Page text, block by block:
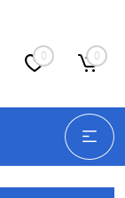
0 0